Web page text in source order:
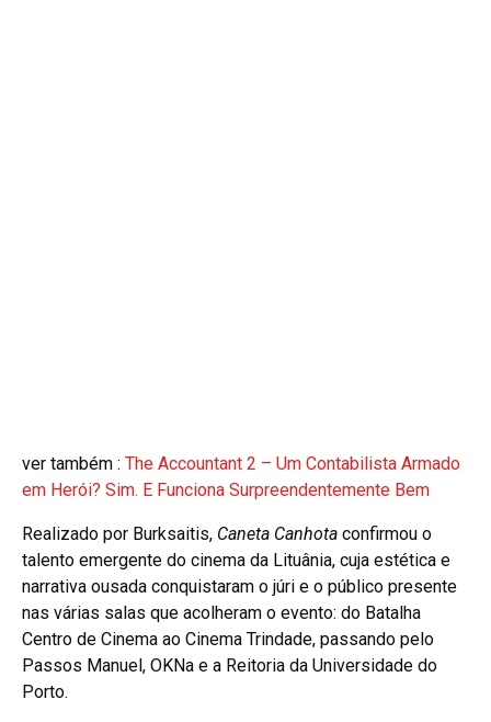
ver também : The Accountant 2 – Um Contabilista Armado
em Herói? Sim. E Funciona Surpreendentemente Bem
Realizado por Burksaitis, Caneta Canhota confirmou o
talento emergente do cinema da Lituânia, cuja estética e
narrativa ousada conquistaram o júri e o público presente
nas várias salas que acolheram o evento: do Batalha
Centro de Cinema ao Cinema Trindade, passando pelo
Passos Manuel, OKNa e a Reitoria da Universidade do
Porto.